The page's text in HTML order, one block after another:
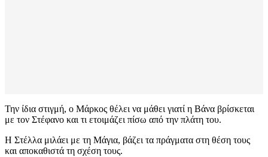
Την ίδια στιγμή, ο Μάρκος θέλει να μάθει γιατί η Βάνα βρίσκεται
με τον Στέφανο και τι ετοιμάζει πίσω από την πλάτη του.
Η Στέλλα μιλάει με τη Μάγια, βάζει τα πράγματα στη θέση τους
και αποκαθιστά τη σχέση τους.